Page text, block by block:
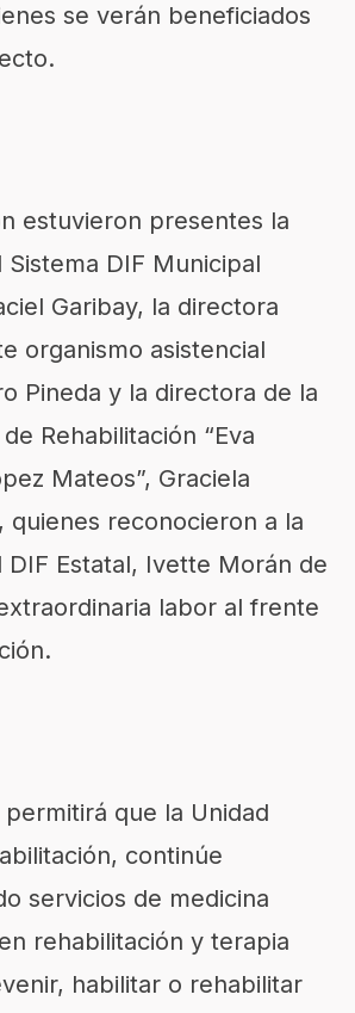
se verán beneficiados
estuvieron presentes la
Sistema DIF Municipal
Garibay, la directora
organismo asistencial
Pineda y la directora de la
Rehabilitación “Eva
Mateos”, Graciela
quienes reconocieron a la
DIF Estatal, Ivette Morán de
labor al frente
que la Unidad
continúe
servicios de medicina
rehabilitación y terapia
habilitar o rehabilitar